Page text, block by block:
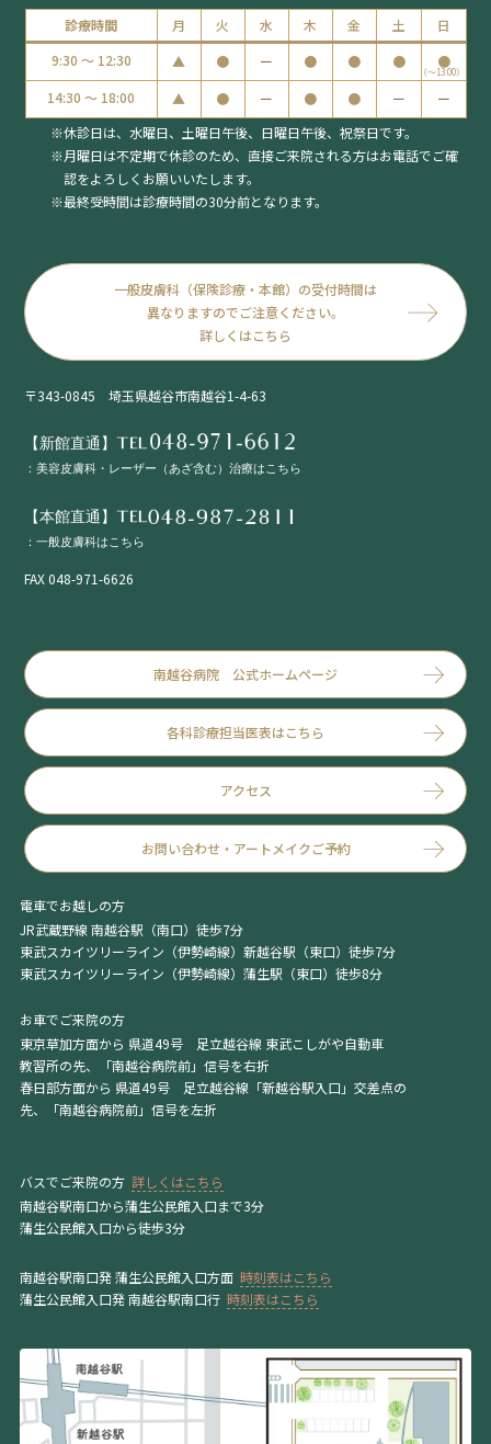
診療時間 月 火 水 木 金 土
日
9:30 ～ 12:30
▲ ● ー ● ● ● ●
（〜13:00）
14:30 ～ 18:00 ▲ ● ー ● ● ー
ー
休診日は、水曜日、土曜日午後、日曜日午後、祝祭日です。
月曜日は不定期で休診のため、 直接ご来院される方はお電話でご確
認をよろしくお願いいたします。
最終受時間は診療時間の30分前となります。
一般皮膚科（保険診療・本館）の受付時間は
異なりますのでご注意ください。
詳しくはこちら
〒343-0845 埼玉県越谷市南越谷1-4-63
【新館直通】TEL
：美容皮膚科・レーザー（あざ含む）治療はこちら
【本館直通】TEL
：一般皮膚科はこちら
FAX 048-971-6626
南越谷病院 公式ホームページ
各科診療担当医表はこちら
アクセス
お問い合わせ・アートメイクご予約
電車でお越しの方
JR武蔵野線 南越谷駅（南口）徒歩7分
東武スカイツリーライン（伊勢崎線）新越谷駅（東口）徒歩7分
東武スカイツリーライン（伊勢崎線）蒲生駅（東口）徒歩8分
お車でご来院の方
東京草加方面から 県道49号 足立越谷線 東武こしがや自動車
教習所の先、「南越谷病院前」信号を右折
春日部方面から 県道49号 足立越谷線「新越谷駅入口」交差点の
先、「南越谷病院前」信号を左折
バスでご来院の方 詳しくはこちら
南越谷駅南口から蒲生公民館入口まで3分
蒲生公民館入口から徒歩3分
南越谷駅南口発 蒲生公民館入口方面 時刻表はこちら
蒲生公民館入口発 南越谷駅南口行 時刻表はこちら